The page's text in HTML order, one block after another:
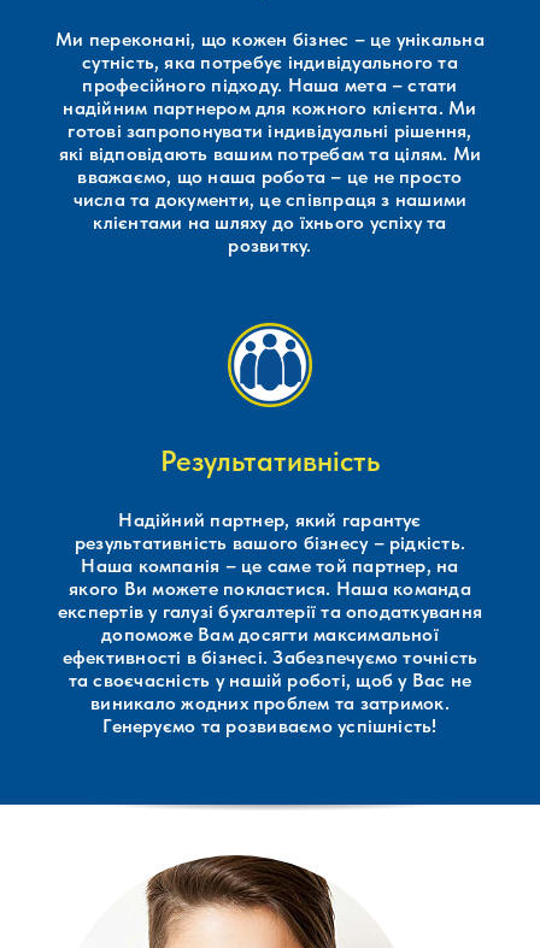
Ми переконані, що кожен бізнес – це унікальна
сутність, яка потребує індивідуального та
професійного підходу. Наша мета – стати
надійним партнером для кожного клієнта. Ми
готові запропонувати індивідуальні рішення,
які відповідають вашим потребам та цілям. Ми
вважаємо, що наша робота – це не просто
числа та документи, це співпраця з нашими
клієнтами на шляху до їхнього успіху та
розвитку.
Результативність
Надійний партнер, який гарантує
результативність вашого бізнесу – рідкість.
Наша компанія – це саме той партнер, на
якого Ви можете покластися. Наша команда
експертів у галузі бухгалтерії та оподаткування
допоможе Вам досягти максимальної
ефективності в бізнесі. Забезпечуємо точність
та своєчасність у нашій роботі, щоб у Вас не
виникало жодних проблем та затримок.
Генеруємо та розвиваємо успішність!